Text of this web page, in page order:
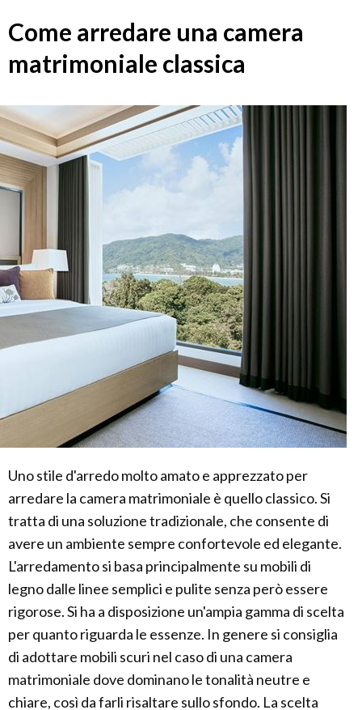
Come arredare una camera
matrimoniale classica
Uno stile d'arredo molto amato e apprezzato per
arredare la camera matrimoniale è quello classico. Si
tratta di una soluzione tradizionale, che consente di
avere un ambiente sempre confortevole ed elegante.
L'arredamento si basa principalmente su mobili di
legno dalle linee semplici e pulite senza però essere
rigorose. Si ha a disposizione un'ampia gamma di scelta
per quanto riguarda le essenze. In genere si consiglia
di adottare mobili scuri nel caso di una camera
matrimoniale dove dominano le tonalità neutre e
chiare, così da farli risaltare sullo sfondo. La scelta